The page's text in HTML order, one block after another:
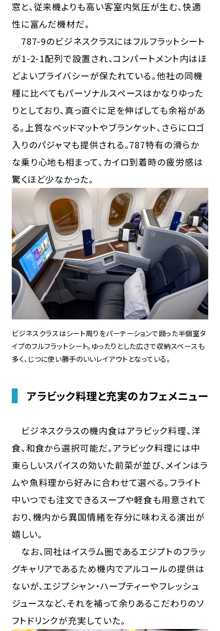
窓と、従来機よりも高い客室内気圧が生む、快適
性に富んだ機材だ。
787-9のビジネスクラスにはフルフラットシート
が1-2-1配列で設置され、コンパートメント内はほ
どよいプライバシーが保たれている。他社の同機
種に比べてもパーソナルスペースはかなりゆった
りとしており、真っ直ぐに足を伸ばしても余裕があ
る。上質なベッドマットやブランケット、さらにロゴ
入りのパジャマも提供される。787特有の滑らか
な乗り心地も相まって、カイロ到着時の疲労感は
驚くほど少なかった。
ビジネスクラスはシート周りをパーテーションで囲った半個室タ
イプのフルフラットシート。ゆったりとした広さで収納スペースも
多く、じつに使い勝手のいいレイアウトとなっている。
アラビック料理と充実のカフェメニュー
ビジネスクラスの機内食はアラビック料理、洋
食、和食から選択可能だ。アラビック料理には中
東らしいスパイスの効いた前菜が並び、メインはラ
ムや魚料理から好みに合わせて選べる。フライト
中いつでも注文できるスープや軽食も用意されて
おり、機内から異国情緒を存分に味わえる演出が
嬉しい。
なお、同社はイスラム圏であるエジプトのフラッ
グキャリアであるため機内でアルコールの提供は
ないが、エジプシャン・ハーブティーやフレッシュ
ジュースなど、それを補って余りあるこだわりのソ
フトドリンクが充実していた。